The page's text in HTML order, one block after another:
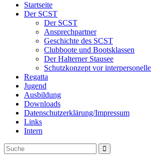
Startseite
Der SCST
Der SCST
Ansprechpartner
Geschichte des SCST
Clubboote und Bootsklassen
Der Halterner Stausee
Schutzkonzept vor
Regatta
Jugend
Ausbildung
Downloads
Datenschutzerklärung/Impressum
Links
Intern